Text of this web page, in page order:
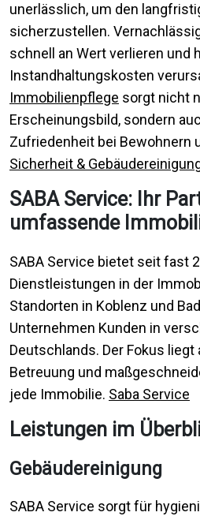
unerlässlich, um den
sicherzustellen.
schnell an Wert verlieren und
Instandhaltungskosten
Immobilienpflege sorgt nicht
Erscheinungsbild, sondern
Zufriedenheit bei Bewohnern
Sicherheit &
SABA Service: Ihr
umfassende
SABA Service bietet seit fast
Dienstleistungen in der
Standorten in Koblenz und
Unternehmen Kunden in
Deutschlands. Der Fokus
Betreuung und
jede Immobilie. Saba Service
Leistungen im
Gebäudereinigung
SABA Service sorgt für